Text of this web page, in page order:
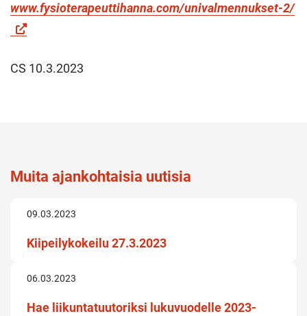
www.fysioterapeuttihanna.com/univalmennukset-2/
CS 10.3.2023
Muita ajankohtaisia uutisia
09.03.2023
Kiipeilykokeilu 27.3.2023
06.03.2023
Hae liikuntatuutoriksi lukuvuodelle 2023-